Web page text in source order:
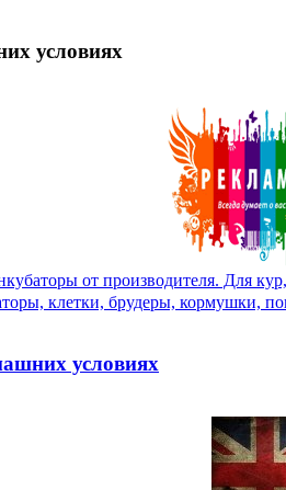
условиях
от производителя. Для
клетки, брудеры, кормушки,
условиях